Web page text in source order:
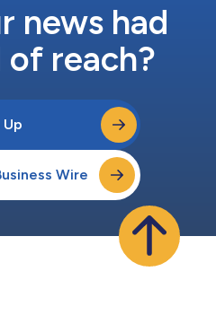
news had
reach?
Up
Wire